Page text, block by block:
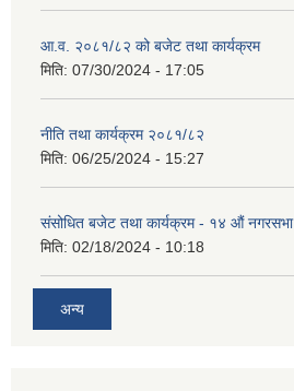
आ.व. २०८१/८२ को बजेट तथा कार्यक्रम
मिति: 07/30/2024 - 17:05
नीति तथा कार्यक्रम २०८१/८२
मिति: 06/25/2024 - 15:27
संसोधित बजेट तथा कार्यक्रम - १४ औं नगरसभा
मिति: 02/18/2024 - 10:18
अन्य